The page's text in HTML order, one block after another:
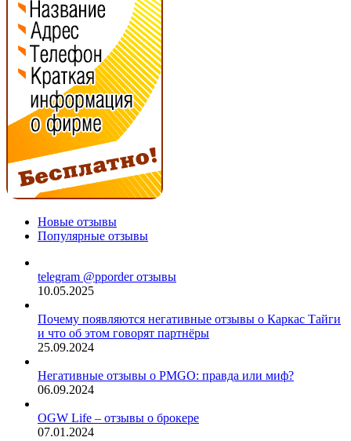
Новые отзывы
Популярные отзывы
telegram @pporder отзывы
10.05.2025
Почему появляются негативные отзывы о Каркас Тайги
и что об этом говорят партнёры
25.09.2024
Негативные отзывы о PMGO: правда или миф?
06.09.2024
OGW Life – отзывы о брокере
07.01.2024